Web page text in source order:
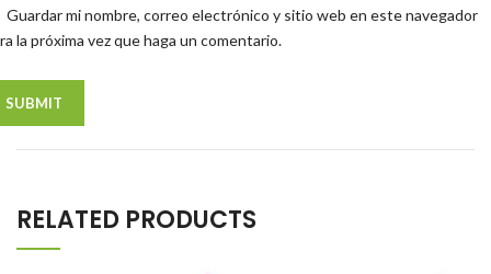
Guardar mi nombre, correo electrónico y sitio web en este navegador
la próxima vez que haga un comentario.
RELATED PRODUCTS